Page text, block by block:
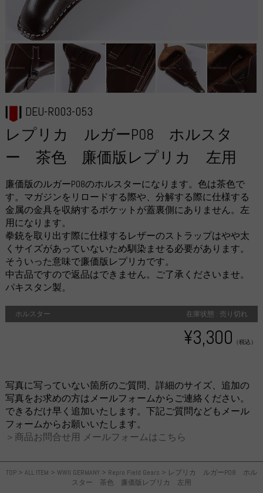
TOP > ALL ITEM > WWII GERMANY > Repro Field Gears > レプリカ ルガーP08 ホル
スター 茶色 廉価版レプリカ 左用
DEU-R003-053
レプリカ ルガーP08 ホルスタ
ー 茶色 廉価版レプリカ 左用
廉価版のルガーP08のホルスターになります。色は茶色で
す。マガジンをリロードする際や、分解する際に仕様する
金属の金具を収納するポケットが蓋裏側にありません。左
用になります。
拳銃を取り出す際に仕様するレザーのストラップはやや太
くサイズがあっていないため馴染ませる必要があります。
そういった意味で廉価版レプリカです。
中古品ですので返品はできません。ご了承くださいませ。
パキスタン製。
ホルスター 在庫状態 : 売り切れ
¥3,300 （税込）
写真に写っていない箇所のご質問、詳細のサイズ、追加の
写真をお求めの方はメールフォームからご連絡ください。
できるだけ早く追加いたします。下記ご質問などもメール
フォームからお願いいたします。
＞商品お問合せ用 メールフォームはこちら